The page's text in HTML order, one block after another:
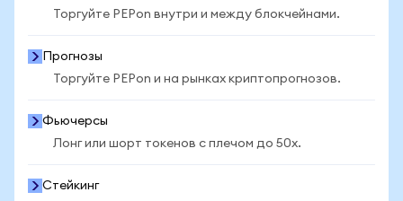
Торгуйте PEPon внутри и между блокчейнами.
Прогнозы
Торгуйте PEPon и на рынках криптопрогнозов.
Фьючерсы
Лонг или шорт токенов с плечом до 50x.
Стейкинг